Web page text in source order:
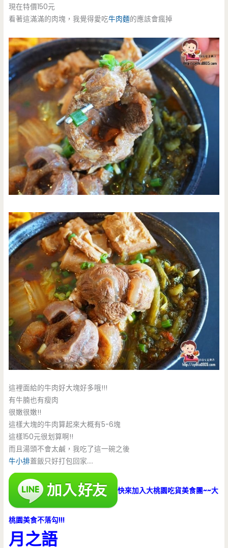
現在特價150元
看著這滿滿的肉塊，我覺得愛吃牛肉麵的應該會瘋掉
這裡面給的牛肉好大塊好多哦!!!
有牛腩也有瘦肉
很嫩很嫩!!
這樣大塊的牛肉算起來大概有5-6塊
這樣150元很划算啊!!
而且湯頭不會太鹹，我吃了這一碗之後
牛小排蓋飯只好打包回家….
快來加入大桃園吃貨美食團~~大
桃園美食不落勾!!!
月之語